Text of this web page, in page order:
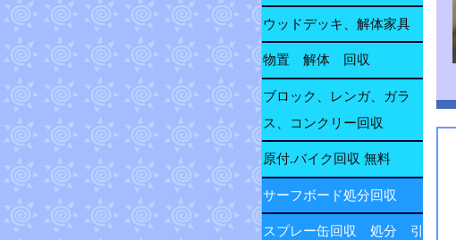
ウッドデッキ、解体家具
物置 解体 回収
ブロック、レンガ、ガラ
ス、コンクリー回収
原付.バイク回収 無料
サーフボード処分回収
スプレー缶回収 処分 引